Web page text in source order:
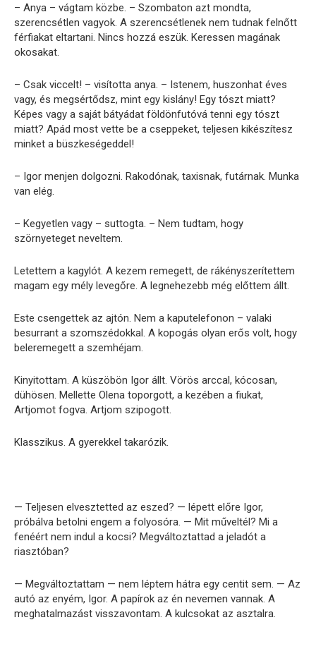
– Anya – vágtam közbe. – Szombaton azt mondta,
szerencsétlen vagyok. A szerencsétlenek nem tudnak felnőtt
férfiakat eltartani. Nincs hozzá eszük. Keressen magának
okosakat.
– Csak viccelt! – visította anya. – Istenem, huszonhat éves
vagy, és megsértődsz, mint egy kislány! Egy tószt miatt?
Képes vagy a saját bátyádat földönfutóvá tenni egy tószt
miatt? Apád most vette be a cseppeket, teljesen kikészítesz
minket a büszkeségeddel!
– Igor menjen dolgozni. Rakodónak, taxisnak, futárnak. Munka
van elég.
– Kegyetlen vagy – suttogta. – Nem tudtam, hogy
szörnyeteget neveltem.
Letettem a kagylót. A kezem remegett, de rákényszerítettem
magam egy mély levegőre. A legnehezebb még előttem állt.
Este csengettek az ajtón. Nem a kaputelefonon – valaki
besurrant a szomszédokkal. A kopogás olyan erős volt, hogy
beleremegett a szemhéjam.
Kinyitottam. A küszöbön Igor állt. Vörös arccal, kócosan,
dühösen. Mellette Olena toporgott, a kezében a fiukat,
Artjomot fogva. Artjom szipogott.
Klasszikus. A gyerekkel takarózik.
— Teljesen elvesztetted az eszed? — lépett előre Igor,
próbálva betolni engem a folyosóra. — Mit műveltél? Mi a
fenéért nem indul a kocsi? Megváltoztattad a jeladót a
riasztóban?
— Megváltoztattam — nem léptem hátra egy centit sem. — Az
autó az enyém, Igor. A papírok az én nevemen vannak. A
meghatalmazást visszavontam. A kulcsokat az asztalra.